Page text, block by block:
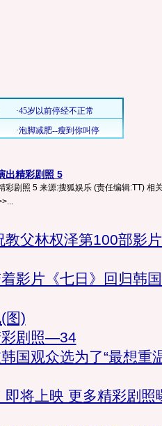
出精彩剧照 5
彩剧照 5 来源:搜狐娱乐 (责任编辑:TT) 相
父林权泽第100部影
影片《七日》回归韩
图)
彩剧照—34
国观众选为了“最想重
将上映 更多精彩剧照